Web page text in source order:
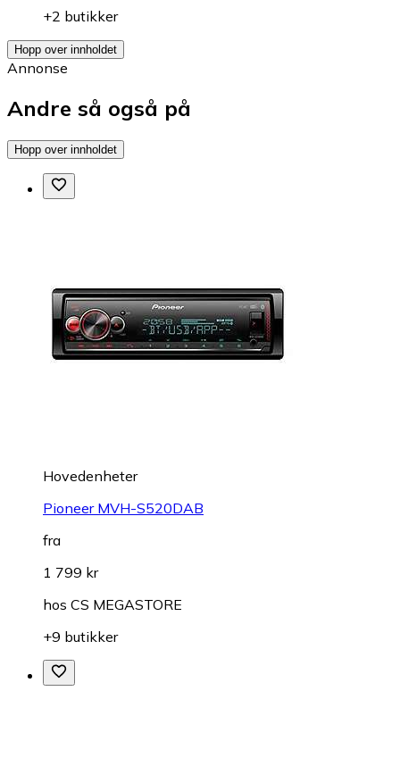
+2 butikker
Hopp over innholdet
Annonse
Andre så også på
Hopp over innholdet
Hovedenheter
Pioneer MVH-S520DAB
fra
1 799 kr
hos CS MEGASTORE
+9 butikker